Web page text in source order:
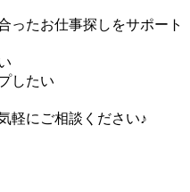
ったお仕事探しをサポート
したい
軽にご相談ください♪